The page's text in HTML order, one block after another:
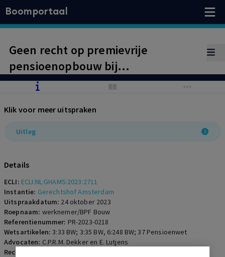
Boomportaal
Geen recht op premievrije
pensioenopbouw bij
arbeidsongeschiktheid omdat geen
Klik voor meer uitspraken
Uitleg
Details
ECLI: ECLI:NL:GHAMS:2023:2711
Instantie: Gerechtshof Amsterdam
Uitspraakdatum: 24 oktober 2023
Roepnaam: werknemer/BPF Bouw
Referentienummer: PR-2023-0218
Wetsartikelen:3:33 BW; 3:35 BW, 6:248 BW; 37 Pensioenwet
Advocaten: C.P.R.M. Dekker en E. Lutjens
Rechters: